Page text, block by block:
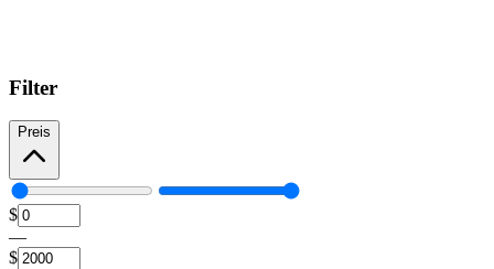
Filter
Preis
$
—
$